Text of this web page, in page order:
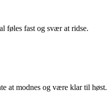
føles fast og svær at ridse.
at modnes og være klar til høst.